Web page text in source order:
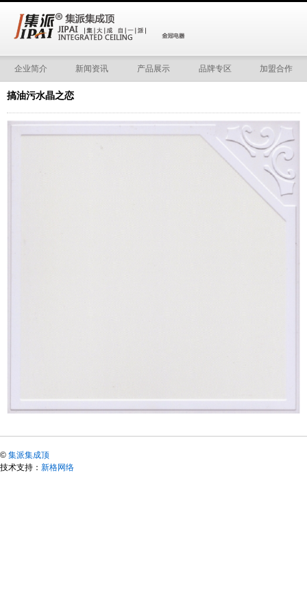
企业简介 新闻资讯 产品展示 品牌专区 加盟合作
搞油污水晶之恋
© 集派集成顶
技术支持： 新格网络